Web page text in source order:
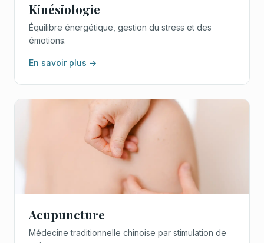
Kinésiologie
Équilibre énergétique, gestion du stress et des
émotions.
En savoir plus →
Acupuncture
Médecine traditionnelle chinoise par stimulation de